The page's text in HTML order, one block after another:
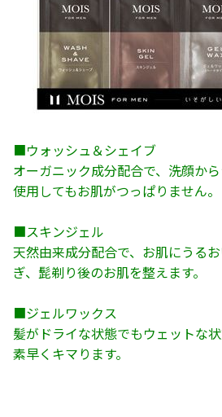
■ウォッシュ＆シェイブ
オーガニック成分配合で、洗顔か
使用してもお肌がつっぱりません。
■スキンジェル
天然由来成分配合で、お肌にうる
ぎ、髭剃り後のお肌を整えます。
■ジェルワックス
髪がドライな状態でもウェットな
素早くキマります。